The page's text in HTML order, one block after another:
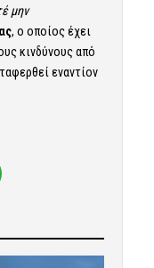
μην
, ο οποίος έχει
κινδύνους από
εναντίον